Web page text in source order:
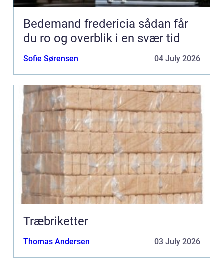
Bedemand fredericia sådan får
du ro og overblik i en svær tid
Sofie Sørensen 04 July 2026
Træbriketter
Thomas Andersen 03 July 2026